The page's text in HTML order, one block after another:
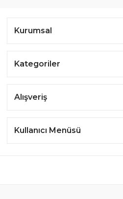
Kurumsal
Kategoriler
Alışveriş
Kullanıcı Menüsü